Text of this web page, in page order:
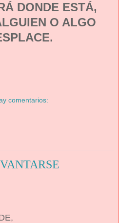
DONDE ESTÁ,
O ALGO
comentarios: